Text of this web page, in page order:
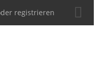
registrieren